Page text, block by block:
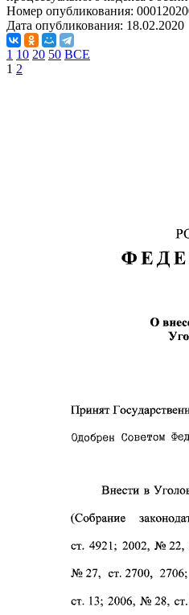
Номер опубликования:
Дата опубликования: 18.02.2020
1 10 20 50 ВСЕ
1 2